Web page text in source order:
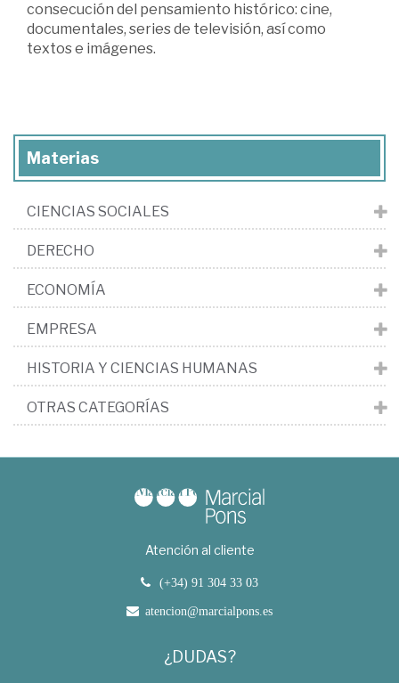
consecución del pensamiento histórico: cine,
documentales, series de televisión, así como
textos e imágenes.
Materias
CIENCIAS SOCIALES
DERECHO
ECONOMÍA
EMPRESA
HISTORIA Y CIENCIAS HUMANAS
OTRAS CATEGORÍAS
Atención al cliente
(+34) 91 304 33 03
atencion@marcialpons.es
¿DUDAS?